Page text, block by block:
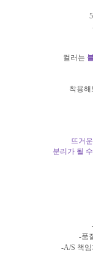
컬러는
착용
뜨거
분리가 될
-품
-A/S 책임